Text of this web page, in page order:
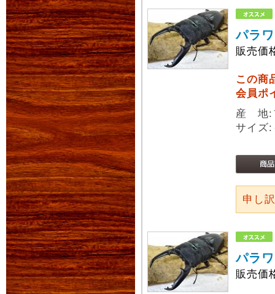
パラ
販売価
この商
会員ポ
産 地:
サイ
申し
パラ
販売価